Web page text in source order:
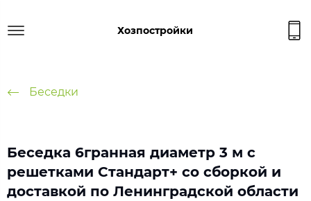
Хозпостройки
Беседки
Беседка 6гранная диаметр 3 м с
решетками Стандарт+ со сборкой и
доставкой по Ленинградской области